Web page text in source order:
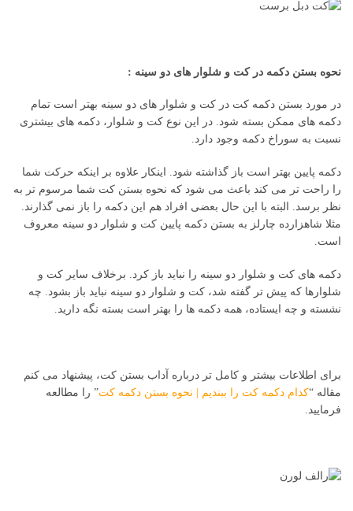
نحوه بستن دکمه در کت و شلوار های دو سینه :
در مورد بستن دکمه کت در کت و شلوار های دو سینه بهتر است تمام
دکمه های ممکن بسته شود. در این نوع کت و شلوار، دکمه های بیشتری
نسبت به سوراخ دکمه وجود دارد.
دکمه پایین بهتر است باز گذاشته شود. اینکار علاوه بر اینکه حرکت شما
را راحت تر می کند باعث می شود که نحوه بستن کت شما مرسوم تر به
نظر برسد. البته با این حال بعضی افراد هم این دکمه را باز نمی گذارند.
مثلا شاهزارده چارلز به بستن دکمه پایین کت و شلوار دو سینه معروف
است.
دکمه های کت و شلوار دو سینه را نباید باز کرد. برخلاف سایر کت و
شلوارها که پیش تر گفته شد، کت و شلوار دو سینه نباید باز بشود. چه
نشسته و چه ایستاده، همه دکمه ها را بهتر است بسته نگه دارید.
برای اطلاعات بیشتر و کامل تر درباره آداب بستن کت، پیشنهاد می کنم
مقاله “کدام دکمه کت را ببندیم | نحوه بستن دکمه کت” را مطالعه
فرمایید.